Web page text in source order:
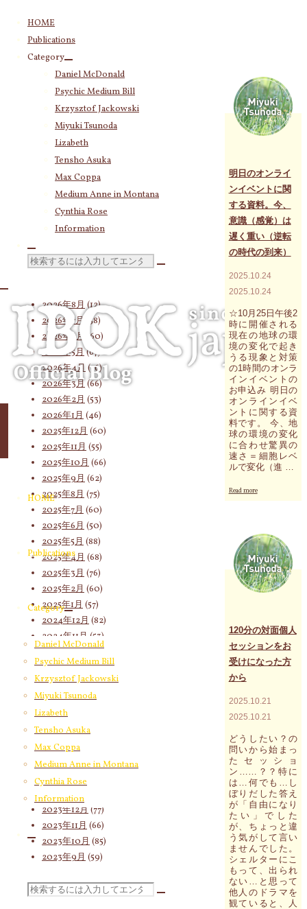
HOME
Publications
Category
Daniel McDonald
Psychic Medium Bill
Krzysztof Jackowski
Miyuki Tsunoda
Lizabeth
Tensho Asuka
Max Coppa
Medium Anne in Montana
Cynthia Rose
Information
検
象:
HOME
Publications
Category
Daniel McDonald
Psychic Medium Bill
Krzysztof Jackowski
Miyuki Tsunoda
Lizabeth
Tensho Asuka
Max Coppa
Medium Anne in Montana
Cynthia Rose
Information
検
明日のオンライ
ンイベントに関
する資料。今、
意識（感覚）は
遅く重い（逆転
の時代の到来）
2025.10.24
2025.10.24
☆10月25日午後2
時に開催される
現在の地球の環
境の変化で起き
うる現象と対策
の1時間のオンラ
インイベントの
お申込み 明日の
オンラインイベ
ントに関する資
料です。 今、地
球の環境の変化
に合わせ驚異の
速さ＝細胞レベ
ルで変化（進 …
Read more
ン
ラ
イ
ン
イ
ベ
に
す
る
今、
識
覚）
は
遅
く
重
い
（逆
転
の
時
代
の
到
来）"
120分の対面個人
セッションをお
受けになった方
から
2025.10.21
2025.10.21
どうしたい？の
問いから始まっ
たセッショ
ン……？？特に
は…何でも…し
ぼりだした答え
が「自由になり
たい」でした
が、ちょっと違
う気がして言い
ませんでした。
シェルターにこ
もって、出られ
ない…と思って
他人のドラマを
観ていると、人
Category
Daniel McDonald(243)
Psychic Medium Bill (11)
Katherine
(23)
Krzysztof Jackowski
Miyuki Tsunoda
Lizabeth(255)
Tensho Asuka(3,027)
Amanda Coppa
Max Coppa(403)
Medium Anne in Montana
Cynthia Rose(4)
2026年8月 (12)
2026年7月
(58)
2026年6月
(60)
2026年5月(67)
2026年4月 (76)
2026年3月(66)
2026年2月 (53)
2026年1月 (46)
2025年12月 (60)
2025年11月 (55)
2025年10月 (66)
2025年9月 (62)
2025年8月 (75)
2025年7月 (60)
2025年6月 (50)
2025年5月 (88)
2025年4月 (68)
2025年3月 (76)
2025年2月 (60)
2025年1月 (57)
2024年12月 (82)
2024年11月 (53)
2024年10月(65)
2024年9月(58)
2024年8月(65)
2024年7月(63)
2024年6月
2024年5月(72)
2024年4月
2024年3月(70)
2024年2月(55)
2024年1月
2023年12月 (77)
2023年11月 (66)
2023年10月 (85)
2023年9月 (59)
2023年7月 (89)